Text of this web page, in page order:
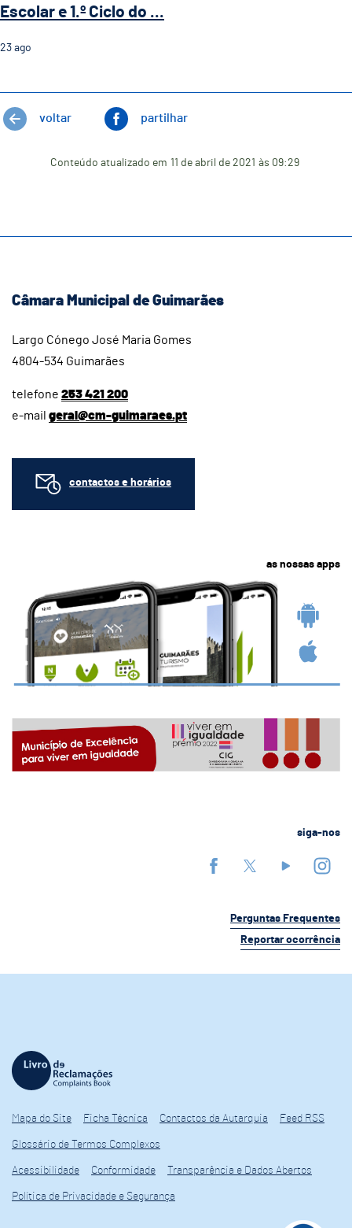
Escolar e 1.º Ciclo do ...
23 ago
voltar partilhar
Conteúdo atualizado em 11 de abril de 2021 às 09:29
Câmara Municipal de Guimarães
Largo Cónego José Maria Gomes
4804-534 Guimarães
telefone 253 421 200
e-mail geral@cm-guimaraes.pt
contactos e horários
as nossas apps
siga-nos
Perguntas Frequentes
Reportar ocorrência
Mapa do Site Ficha Técnica Contactos da Autarquia Feed RSS
Glossário de Termos Complexos
Acessibilidade Conformidade Transparência e Dados Abertos
Política de Privacidade e Segurança